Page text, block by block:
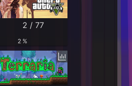
2 / 77
2 %